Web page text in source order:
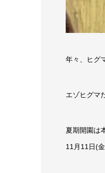
年々、ヒグ
エゾヒグマ
夏期開園は
11月11日(